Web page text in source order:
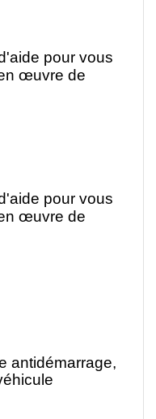
pour vous
œuvre de
pour vous
œuvre de
antidémarrage,